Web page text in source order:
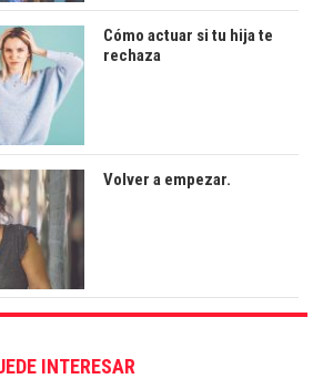
Cómo actuar si tu hija te
rechaza
Volver a empezar.
INTERESAR